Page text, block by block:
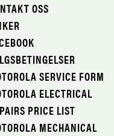
OSS
SERVICE FORM
ELECTRICAL
PRICE LIST
MECHANICAL